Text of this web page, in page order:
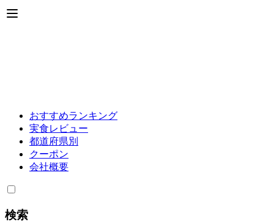
おすすめランキング
実食レビュー
都道府県別
クーポン
会社概要
検索